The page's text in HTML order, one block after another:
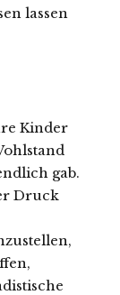
lassen
Kinder
gab.
Druck